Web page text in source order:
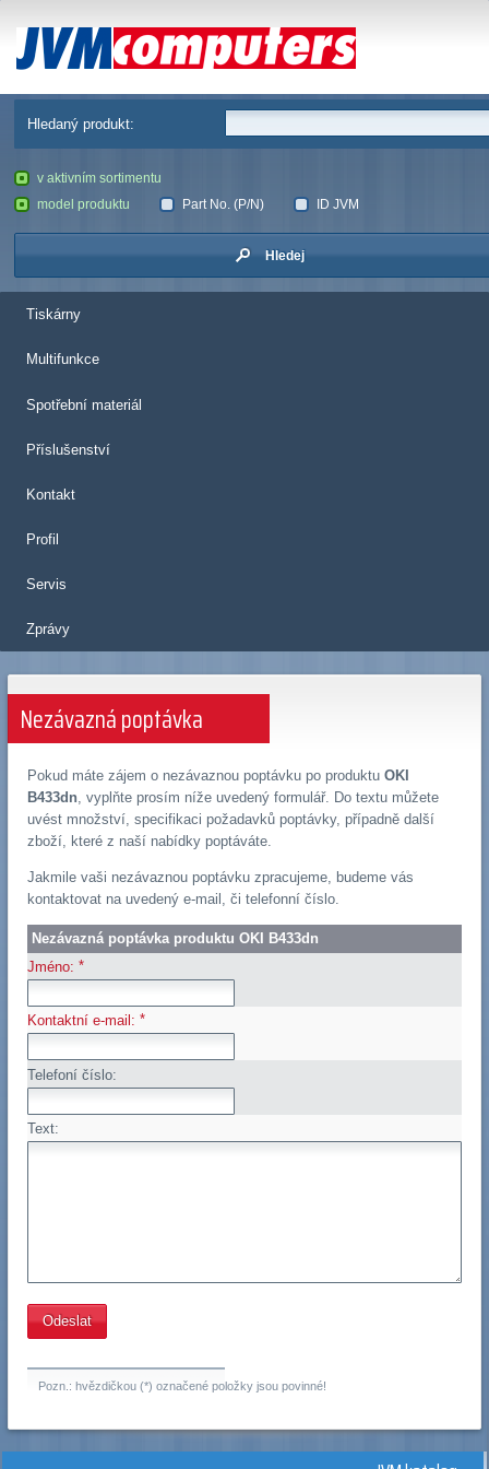
JVM Computers
Hledaný produkt:
v aktivním sortimentu
model produktu
Part No. (P/N) ID JVM
Hledej
Tiskárny
Multifunkce
Spotřební materiál
Příslušenství
Kontakt
Profil
Servis
Zprávy
Nezávazná poptávka
Pokud máte zájem o nezávaznou poptávku po produktu OKI
B433dn , vyplňte prosím níže uvedený formulář. Do textu můžete
uvést množství, specifikaci požadavků poptávky, případně další
zboží, které z naší nabídky poptáváte.
Jakmile vaši nezávaznou poptávku zpracujeme, budeme vás
kontaktovat na uvedený e-mail, či telefonní číslo.
Nezávazná poptávka produktu OKI B433dn
Jméno: *
Kontaktní e-mail: *
Telefoní číslo:
Text:
Pozn.: hvězdičkou (*) označené položky jsou povinné!